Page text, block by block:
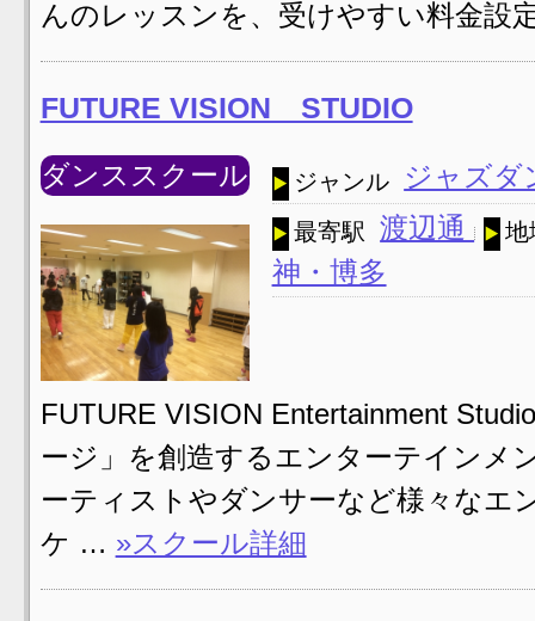
んのレッスンを、受けやすい料金
FUTURE VISION STUDIO
ダンススクール ジャンル ジャズ
最寄駅 渡辺通 地
神・博多
FUTURE VISION Entertainment
ージ」を創造するエンターテインメ
ーティストやダンサーなど様々なエ
ケ … »スクール詳細